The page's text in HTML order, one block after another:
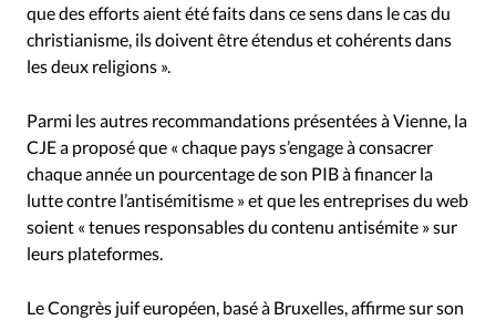
que des efforts aient été faits dans ce sens dans le cas du
christianisme, ils doivent être étendus et cohérents dans
les deux religions ».
Parmi les autres recommandations présentées à Vienne, la
CJE a proposé que « chaque pays s’engage à consacrer
chaque année un pourcentage de son PIB à financer la
lutte contre l’antisémitisme » et que les entreprises du web
soient « tenues responsables du contenu antisémite » sur
leurs plateformes.
Le Congrès juif européen, basé à Bruxelles, affirme sur son